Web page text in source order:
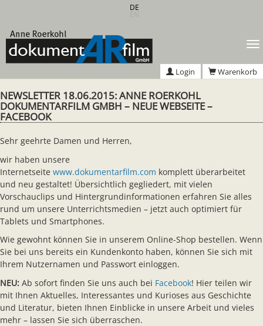
springen
DE
Login Warenkorb
NEWSLETTER 18.06.2015: ANNE ROERKOHL
DOKUMENTARFILM GMBH – NEUE WEBSEITE –
FACEBOOK
Sehr geehrte Damen und Herren,
wir haben unsere
Internetseite www.dokumentarfilm.com komplett überarbeitet
und neu gestaltet! Übersichtlich gegliedert, mit vielen
Vorschauclips und Hintergrundinformationen erfahren Sie alles
rund um unsere Unterrichtsmedien – jetzt auch optimiert für
Tablets und Smartphones.
Wie gewohnt können Sie in unserem Online-Shop bestellen. Wenn
Sie bei uns bereits ein Kundenkonto haben, können Sie sich mit
Ihrem Nutzernamen und Passwort einloggen.
NEU: Ab sofort finden Sie uns auch bei Facebook! Hier teilen wir
mit Ihnen Aktuelles, Interessantes und Kurioses aus Geschichte
und Literatur, bieten Ihnen Einblicke in unsere Arbeit und vieles
mehr – lassen Sie sich überraschen.